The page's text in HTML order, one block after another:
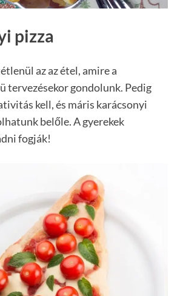
pizza
az az étel, amire a
tervezésekor gondolunk. Pedig
kell, és máris karácsonyi
belőle. A gyerekek
fogják!